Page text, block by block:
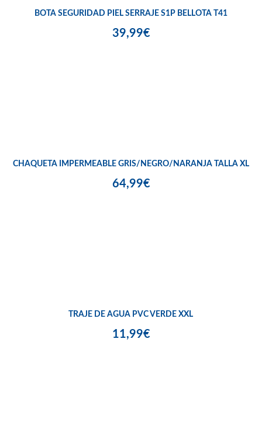
BOTA SEGURIDAD PIEL SERRAJE S1P BELLOTA T41
39,99€
CHAQUETA IMPERMEABLE GRIS/NEGRO/NARANJA TALLA XL
64,99€
TRAJE DE AGUA PVC VERDE XXL
11,99€